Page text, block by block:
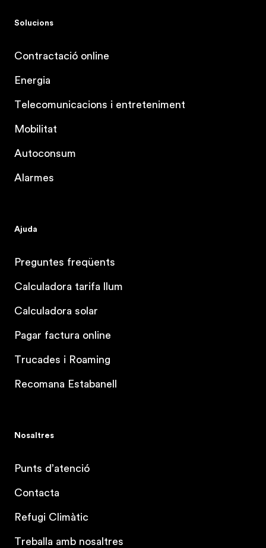
Solucions
Contractació online
Energia
Telecomunicacions i entreteniment
Mobilitat
Autoconsum
Alarmes
Ajuda
Preguntes freqüents
Calculadora tarifa llum
Calculadora solar
Pagar factura online
Trucades i Roaming
Recomana Estabanell
Nosaltres
Punts d’atenció
Contacta
Refugi Climàtic
Treballa amb nosaltres